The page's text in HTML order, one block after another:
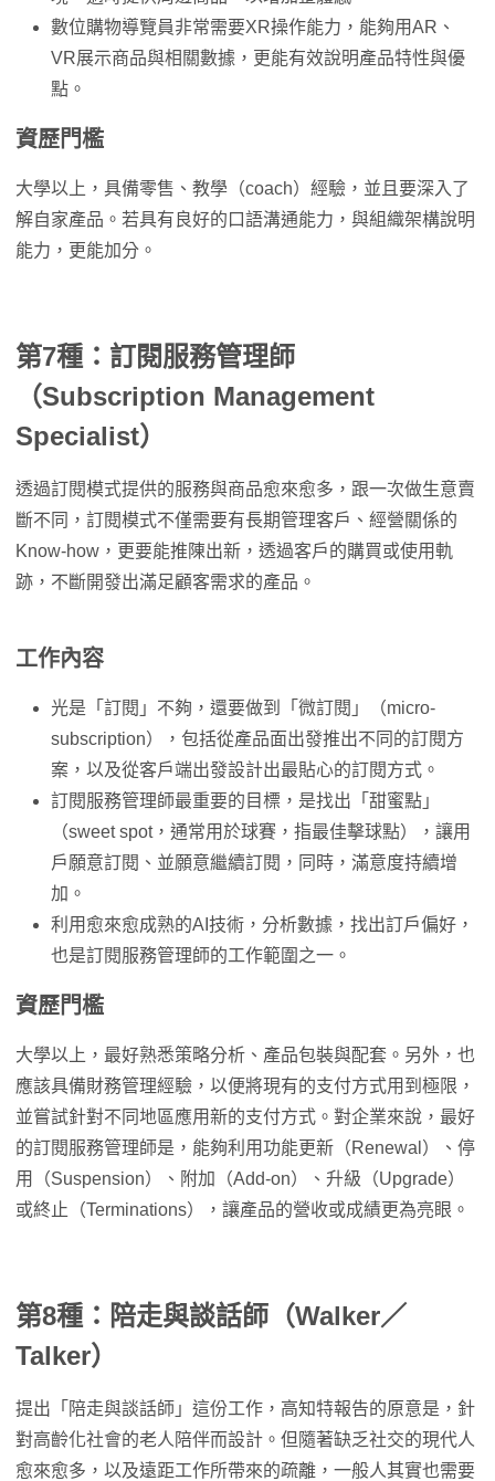
數位購物導覽員非常需要XR操作能力，能夠用AR、
VR展示商品與相關數據，更能有效說明產品特性與優
點。
資歷門檻
大學以上，具備零售、教學（coach）經驗，並且要深入了
解自家產品。若具有良好的口語溝通能力，與組織架構說明
能力，更能加分。
第7種：訂閱服務管理師
（Subscription Management
Specialist）
透過訂閱模式提供的服務與商品愈來愈多，跟一次做生意賣
斷不同，訂閱模式不僅需要有長期管理客戶、經營關係的
Know-how，更要能推陳出新，透過客戶的購買或使用軌
跡，不斷開發出滿足顧客需求的產品。
工作內容
光是「訂閱」不夠，還要做到「微訂閱」（micro-
subscription），包括從產品面出發推出不同的訂閱方
案，以及從客戶端出發設計出最貼心的訂閱方式。
訂閱服務管理師最重要的目標，是找出「甜蜜點」
（sweet spot，通常用於球賽，指最佳擊球點），讓用
戶願意訂閱、並願意繼續訂閱，同時，滿意度持續增
加。
利用愈來愈成熟的AI技術，分析數據，找出訂戶偏好，
也是訂閱服務管理師的工作範圍之一。
資歷門檻
大學以上，最好熟悉策略分析、產品包裝與配套。另外，也
應該具備財務管理經驗，以便將現有的支付方式用到極限，
並嘗試針對不同地區應用新的支付方式。對企業來說，最好
的訂閱服務管理師是，能夠利用功能更新（Renewal）、停
用（Suspension）、附加（Add-on）、升級（Upgrade）
或終止（Terminations），讓產品的營收或成績更為亮眼。
第8種：陪走與談話師（Walker／
Talker）
提出「陪走與談話師」這份工作，高知特報告的原意是，針
對高齡化社會的老人陪伴而設計。但隨著缺乏社交的現代人
愈來愈多，以及遠距工作所帶來的疏離，一般人其實也需要